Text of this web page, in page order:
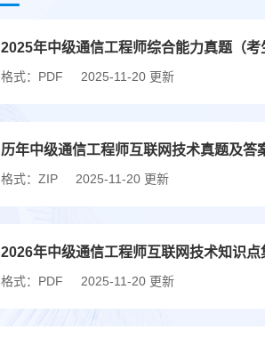
2025年中级通信工程师综合能力真题（考
格式：PDF 2025-11-20 更新
历年中级通信工程师互联网技术真题及答
格式：ZIP 2025-11-20 更新
2026年中级通信工程师互联网技术知识点
格式：PDF 2025-11-20 更新